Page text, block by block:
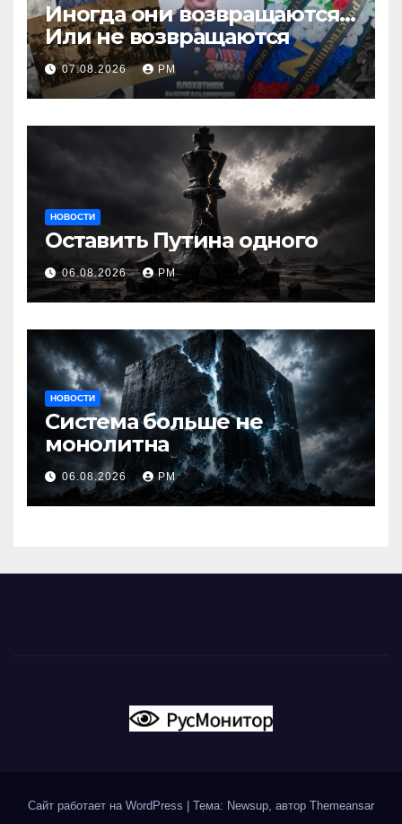
Иногда они возвращаются…
Или не возвращаются
07.08.2026 РМ
НОВОСТИ
Оставить Путина одного
06.08.2026 РМ
НОВОСТИ
Система больше не
монолитна
06.08.2026 РМ
Сайт работает на WordPress Тема: Newsup, автор Themeansar